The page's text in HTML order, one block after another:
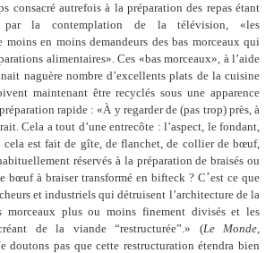
consacré autrefois à la préparation des repas étant
par la contemplation de la télévision, «les
moins en moins demandeurs des bas morceaux qui
alimentaires». Ces «bas morceaux», à l’aide
naguère nombre d’excellents plats de la cuisine
maintenant être recyclés sous une apparence
rapide : «À y regarder de (pas trop) près, à
Cela a tout d’une entrecôte : l’aspect, le fondant,
cela est fait de gîte, de flanchet, de collier de bœuf,
réservés à la préparation de braisés ou
bœuf à braiser transformé en bifteck ? C’est ce que
et industriels qui détruisent l’architecture de la
morceaux plus ou moins finement divisés et les
de la viande “restructurée”.» (Le Monde,
doutons pas que cette restructuration étendra bien